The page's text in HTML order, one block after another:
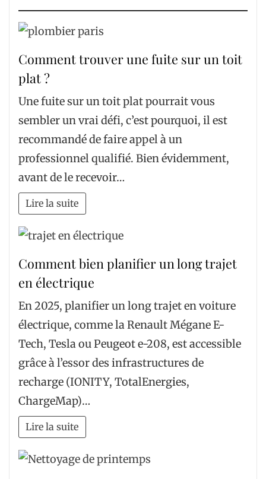
Comment trouver une fuite sur un toit
plat ?
Une fuite sur un toit plat pourrait vous
sembler un vrai défi, c’est pourquoi, il est
recommandé de faire appel à un
professionnel qualifié. Bien évidemment,
avant de le recevoir…
Lire la suite
Comment bien planifier un long trajet
en électrique
En 2025, planifier un long trajet en voiture
électrique, comme la Renault Mégane E-
Tech, Tesla ou Peugeot e-208, est accessible
grâce à l’essor des infrastructures de
recharge (IONITY, TotalEnergies,
ChargeMap)…
Lire la suite